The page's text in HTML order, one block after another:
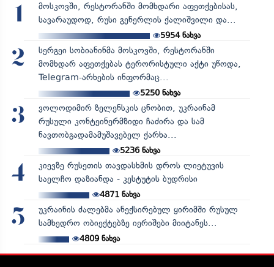
1
მოსკოვში, რესტორანში მომხდარი აფეთქებისას,
სავარაუდოდ, რუსი გენერლის ქალიშვილი და...
5954ნახვა
2
სერგეი სობიანინმა მოსკოვში, რესტორანში
მომხდარ აფეთქებას ტერორისტული აქტი უწოდა,
Telegram-არხების ინფორმაც...
5250ნახვა
3
ვოლოდიმირ ზელენსკის ცნობით, უკრაინამ
რუსული კონტეინერმზიდი ჩაძირა და სამ
ნავთობგადამამუშავებელ ქარხა...
5236ნახვა
4
კიევზე რუსეთის თავდასხმის დროს ლიეტუვის
საელჩო დაზიანდა - კესტუტის ბუდრისი
4871ნახვა
5
უკრაინის ძალებმა ანექსირებულ ყირიმში რუსულ
სამხედრო ობიექტებზე იერიშები მიიტანეს...
4809ნახვა